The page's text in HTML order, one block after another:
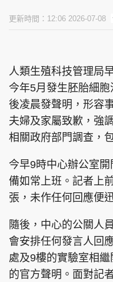
東周刊
親子王
更新時間：12:06 2026-07-08
人類生殖科技管理局
今年5月發生胚胎細
後凌晨發聲明，形容
夫婦及家屬致歉，強
相關政府部門調查，
今早9時中心辦公室
備如常上班。記者上
張，未作任何回應便
隨後，中心的公關人
會安排任何發言人回
處及9樓的實驗室相
的官方聲明。面對記